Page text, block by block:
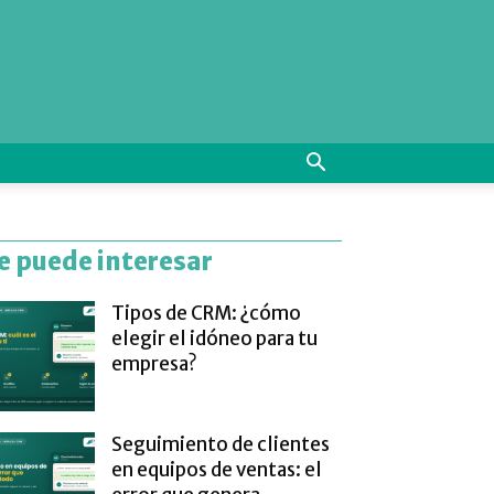
puede interesar
Tipos de CRM: ¿cómo
elegir el idóneo para tu
empresa?
Seguimiento de clientes
en equipos de ventas: el